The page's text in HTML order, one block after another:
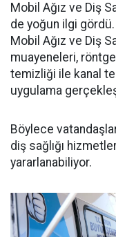
Mobil Ağız ve Diş
de yoğun ilgi
Mobil Ağız ve Diş
muayeneleri,
temizliği ile kanal
uygulama
Böylece
diş sağlığı
yararlanabiliyor.